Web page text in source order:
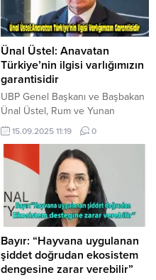
Ünal Üstel: Anavatan
Türkiye’nin ilgisi varlığımızın
garantisidir
UBP Genel Başkanı ve Başbakan
Ünal Üstel, Rum ve Yunan
ikilisinin Kıbrıs Türkleri ile Türkiye
arasındaki bağları zayıflatmak
istediğini belirterek, “Anavatan
Türkiye’nin ilgisi varlığımızın
garantisidir” dedi. UBP Genel
Başkanı ve Başbakan Ünal Üstel,
açıklama yaptı. UBP Genel
Başkanı ve Başbakan Ünal
Üstel’in açıklaması şöyle: “Kıbrıs
Türk Halkı, duygusallıkla değil
ama...
15.09.2025 11:19 0
Bayır: “Hayvana uygulanan
şiddet doğrudan ekosistem
dengesine zarar verebilir”